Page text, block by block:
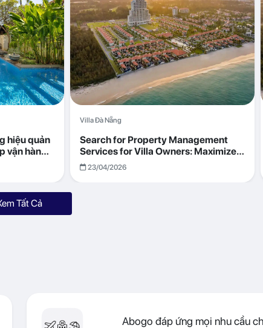
hiệu quản
vận hành
Villa Đà Nẵng
Search for Property Management
Services for Villa Owners: Maximize
Returns with Abogo in Da Nang
23/04/2026
Tất Cả
Abogo đáp ứng mọi nhu cầu